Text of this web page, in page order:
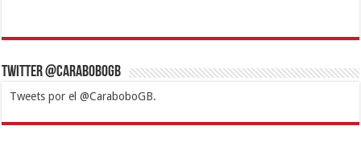
Twitter @CaraboboGB
Tweets por el @CaraboboGB.
1xbetBetturkeyBetistKralbetSupertotobetTipobetMatadorbetMariobet
https://mvbcasino.com/